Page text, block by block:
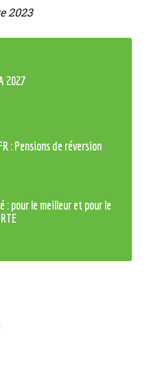
2023
2027
: Pensions de réversion
: pour le meilleur et pour le